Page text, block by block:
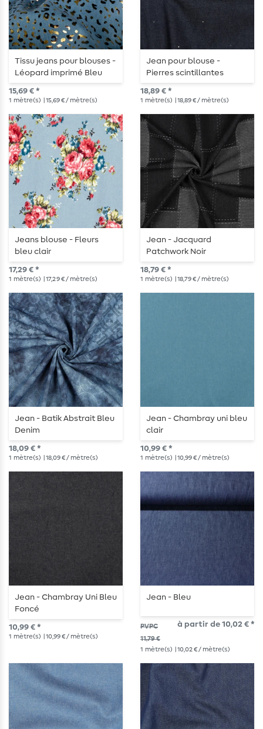
Tissu jeans pour blouses -
Léopard imprimé Bleu
clair
15,69 € *
1 mètre(s) | 15,69 € / mètre(s)
Jean pour blouse -
Pierres scintillantes
bleues
18,89 € *
1 mètre(s) | 18,89 € / mètre(s)
Jeans blouse - Fleurs
bleu clair
17,29 € *
1 mètre(s) | 17,29 € / mètre(s)
Jean - Jacquard
Patchwork Noir
18,79 € *
1 mètre(s) | 18,79 € / mètre(s)
Jean - Batik Abstrait Bleu
Denim
18,09 € *
1 mètre(s) | 18,09 € / mètre(s)
Jean - Chambray uni bleu
clair
10,99 € *
1 mètre(s) | 10,99 € / mètre(s)
Jean - Chambray Uni Bleu
Foncé
10,99 € *
1 mètre(s) | 10,99 € / mètre(s)
Jean - Bleu
PVPC
11,79 €
à partir de 10,02 € *
1 mètre(s) | 10,02 € / mètre(s)